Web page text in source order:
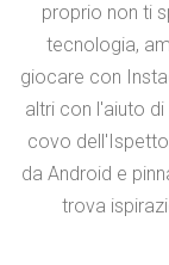
proprio non ti
tecnologia,
giocare con
altri con l'aiuto
covo
da Android e
trova